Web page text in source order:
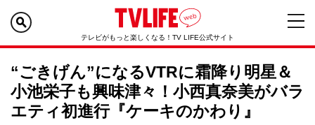
テレビがもっと楽しくなる！TV LIFE公式サイト
“ごきげん”になるVTRに霜降り明星＆
小池栄子も興味津々！小西真奈美がバラ
エティ初進行『ケーキのかわり』